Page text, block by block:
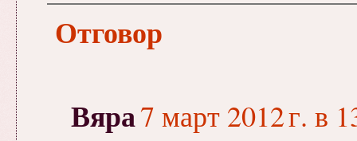
Отговор
Вяра7 март 2012 г. в